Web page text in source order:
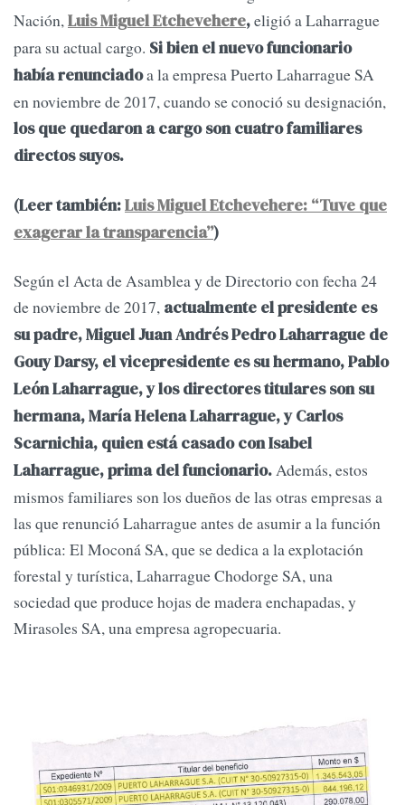
Nación,Luis Miguel Etchevehere,eligió a Laharrague
para su actual cargo. Si bien el nuevo funcionario
había renunciadoa la empresa Puerto Laharrague SA
en noviembre de 2017, cuando se conoció su designación,
los que quedaron a cargo son cuatro familiares
directos suyos.
(Leer también:Luis Miguel Etchevehere: “Tuve que
exagerar la transparencia”)
Según el Acta de Asamblea y de Directorio con fecha 24
de noviembre de 2017, actualmente el presidente es
su padre, Miguel Juan Andrés Pedro Laharrague de
Gouy Darsy, el vicepresidente es su hermano, Pablo
León Laharrague, y los directores titulares son su
hermana, María Helena Laharrague, y Carlos
Scarnichia, quien está casado con Isabel
Laharrague, prima del funcionario.Además, estos
mismos familiares son los dueños de las otras empresas a
las que renunció Laharrague antes de asumir a la función
pública: El Moconá SA, que se dedica a la explotación
forestal y turística, Laharrague Chodorge SA, una
sociedad que produce hojas de madera enchapadas, y
Mirasoles SA, una empresa agropecuaria.